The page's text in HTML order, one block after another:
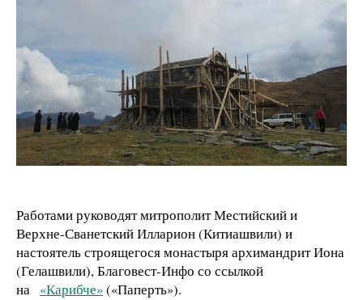
Работами руководят митрополит Местийский и
Верхне-Сванетский Илларион (Китиашвили) и
настоятель строящегося монастыря архимандрит Иона
(Гелашвили), Благовест-Инфо со ссылкой
на «Карибче»(«Паперть»).